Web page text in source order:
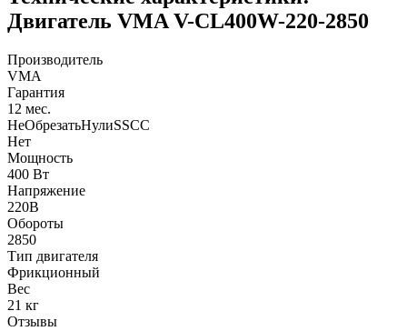
Двигатель VMA V-CL400W-220-2850
Производитель
VMA
Гарантия
12 мес.
НеОбрезатьНулиSSCC
Нет
Мощность
400 Вт
Напряжение
220В
Обороты
2850
Тип двигателя
Фрикционный
Вес
21 кг
Отзывы